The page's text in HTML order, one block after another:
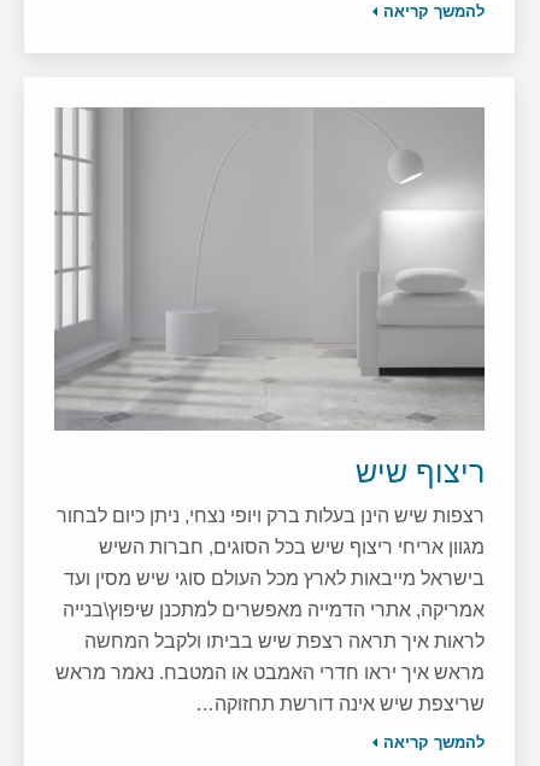
להמשך קריאה
ריצוף שיש
רצפות שיש הינן בעלות ברק ויופי נצחי, ניתן כיום לבחור
מגוון אריחי ריצוף שיש בכל הסוגים, חברות השיש
בישראל מייבאות לארץ מכל העולם סוגי שיש מסין ועד
אמריקה, אתרי הדמייה מאפשרים למתכנן שיפוץ\בנייה
לראות איך תראה רצפת שיש בביתו ולקבל המחשה
מראש איך יראו חדרי האמבט או המטבח. נאמר מראש
שריצפת שיש אינה דורשת תחזוקה…
להמשך קריאה